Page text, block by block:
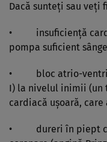
Dacă sunteţi sau veţi
• insuficienţă
pompa suficient
• bloc atrio-
I) la nivelul inimii (un
cardiacă uşoară,
• dureri în piept